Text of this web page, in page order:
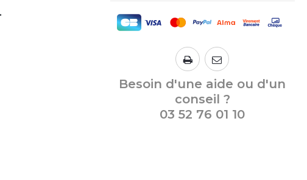
Besoin d'une aide ou d'un
conseil ?
03 52 76 01 10